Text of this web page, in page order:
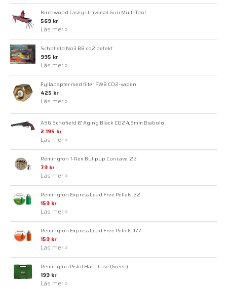
Birchwood Casey Universal Gun Multi-Tool
569 kr
Läs mer »
Schofield No3 BB co2 defekt
995 kr
Läs mer »
Fylladapter med filter FWB CO2-vapen
425 kr
Läs mer »
ASG Schofield 6" Aging Black CO2 4,5mm Diabolo
2.195 kr
Läs mer »
Remington T-Rex Bullpup Concave .22
79 kr
Läs mer »
Remington Express Lead Free Pellets .22
159 kr
Läs mer »
Remington Express Lead Free Pellets .177
159 kr
Läs mer »
Remington Pistol Hard Case (Green)
199 kr
Läs mer »